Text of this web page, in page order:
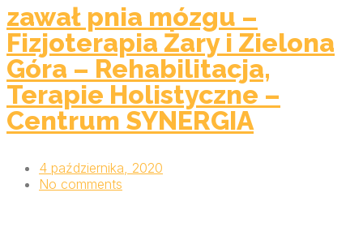
zawał pnia mózgu –
Fizjoterapia Żary i Zielona
Góra – Rehabilitacja,
Terapie Holistyczne –
Centrum SYNERGIA
4 października, 2020
No comments